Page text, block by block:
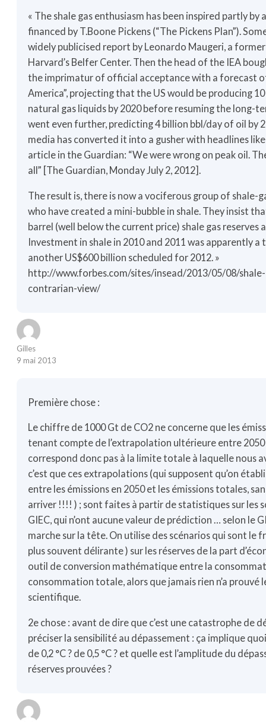
« The shale gas enthusiasm has been inspired partly by
financed by T.Boone Pickens (“The Pickens Plan”).
widely publicised report by Leonardo Maugeri, a
Harvard’s Belfer Center. Then the head of the IEA
the imprimatur of official acceptance with a forecast
America”, projecting that the US would be producing
natural gas liquids by 2020 before resuming the long-
went even further, predicting 4 billion bbl/day of oil by
media has converted it into a gusher with headlines
article in the Guardian: “We were wrong on peak oil.
all” [The Guardian, Monday July 2, 2012].
The result is, there is now a vociferous group of shale-
who have created a mini-bubble in shale. They insist
barrel (well below the current price) shale gas reserves
Investment in shale in 2010 and 2011 was apparently
another US$600 billion scheduled for 2012. »
http://www.forbes.com/sites/insead/2013/05/08/
contrarian-view/
Gilles
9 mai 2013
Première chose :
Le chiffre de 1000 Gt de CO2 ne concerne que les
tenant compte de l’extrapolation ultérieure entre 2050
correspond donc pas à la limite totale à laquelle nous
c’est que ces extrapolations (qui supposent qu’on
entre les émissions en 2050 et les émissions totales,
arriver !!!! ) ; sont faites à partir de statistiques sur les
GIEC, qui n’ont aucune valeur de prédiction … selon le
marche sur la tête. On utilise des scénarios qui sont le
plus souvent délirante ) sur les réserves de la part
outil de conversion mathématique entre la
consommation totale, alors que jamais rien n’a prouvé
scientifique.
2e chose : avant de dire que c’est une catastrophe de
préciser la sensibilité au dépassement : ça implique
de 0,2 °C ? de 0,5 °C ? et quelle est l’amplitude du
réserves prouvées ?